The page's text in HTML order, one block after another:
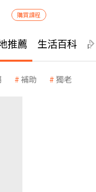
購買課程
推薦 生活百科
補助 獨老